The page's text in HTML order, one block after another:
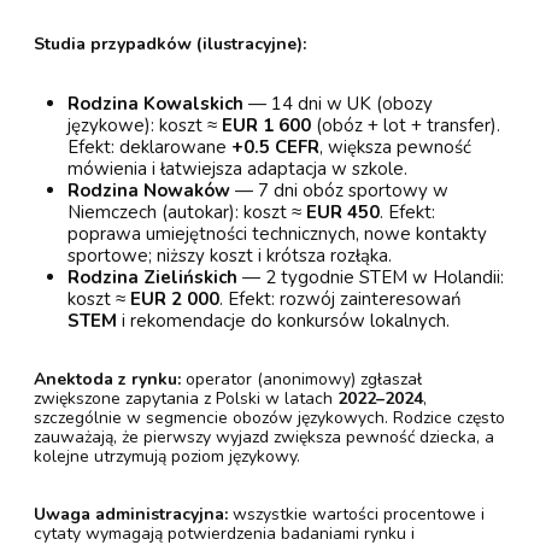
Studia przypadków (ilustracyjne):
Rodzina Kowalskich — 14 dni w UK (obozy
językowe): koszt ≈ EUR 1 600 (obóz + lot + transfer).
Efekt: deklarowane +0.5 CEFR, większa pewność
mówienia i łatwiejsza adaptacja w szkole.
Rodzina Nowaków — 7 dni obóz sportowy w
Niemczech (autokar): koszt ≈ EUR 450. Efekt:
poprawa umiejętności technicznych, nowe kontakty
sportowe; niższy koszt i krótsza rozłąka.
Rodzina Zielińskich — 2 tygodnie STEM w Holandii:
koszt ≈ EUR 2 000. Efekt: rozwój zainteresowań
STEM i rekomendacje do konkursów lokalnych.
Anektoda z rynku: operator (anonimowy) zgłaszał
zwiększone zapytania z Polski w latach 2022–2024,
szczególnie w segmencie obozów językowych. Rodzice często
zauważają, że pierwszy wyjazd zwiększa pewność dziecka, a
kolejne utrzymują poziom językowy.
Uwaga administracyjna: wszystkie wartości procentowe i
cytaty wymagają potwierdzenia badaniami rynku i